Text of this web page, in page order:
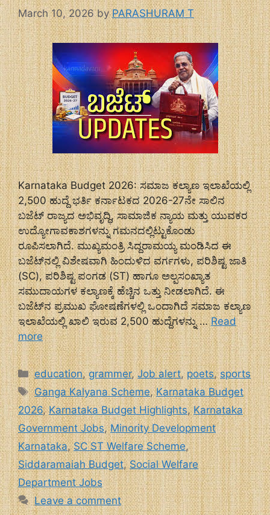
March 10, 2026 byPARASHURAM T
Karnataka Budget 2026: ಸಮಾಜ ಕಲ್ಯಾಣ ಇಲಾಖೆಯಲ್ಲಿ
2,500 ಹುದ್ದೆ ಭರ್ತಿ ಕರ್ನಾಟಕದ 2026-27ನೇ ಸಾಲಿನ
ಬಜೆಟ್ ರಾಜ್ಯದ ಅಭಿವೃದ್ಧಿ, ಸಾಮಾಜಿಕ ನ್ಯಾಯ ಮತ್ತು ಯುವಕರ
ಉದ್ಯೋಗಾವಕಾಶಗಳನ್ನು ಗಮನದಲ್ಲಿಟ್ಟುಕೊಂಡು
ರೂಪಿಸಲಾಗಿದೆ. ಮುಖ್ಯಮಂತ್ರಿ ಸಿದ್ದರಾಮಯ್ಯ ಮಂಡಿಸಿದ ಈ
ಬಜೆಟ್‌ನಲ್ಲಿ ವಿಶೇಷವಾಗಿ ಹಿಂದುಳಿದ ವರ್ಗಗಳು, ಪರಿಶಿಷ್ಟ ಜಾತಿ
(SC), ಪರಿಶಿಷ್ಟ ಪಂಗಡ (ST) ಹಾಗೂ ಅಲ್ಪಸಂಖ್ಯಾತ
ಸಮುದಾಯಗಳ ಕಲ್ಯಾಣಕ್ಕೆ ಹೆಚ್ಚಿನ ಒತ್ತು ನೀಡಲಾಗಿದೆ. ಈ
ಬಜೆಟ್‌ನ ಪ್ರಮುಖ ಘೋಷಣೆಗಳಲ್ಲಿ ಒಂದಾಗಿದೆ ಸಮಾಜ ಕಲ್ಯಾಣ
ಇಲಾಖೆಯಲ್ಲಿ ಖಾಲಿ ಇರುವ 2,500 ಹುದ್ದೆಗಳನ್ನು …Read
more
Categories
education,grammer,Job alert,poets,sports
Tags
Ganga Kalyana Scheme,Karnataka Budget
2026,Karnataka Budget Highlights,Karnataka
Government Jobs,Minority Development
Karnataka,SC ST Welfare Scheme,
Siddaramaiah Budget,Social Welfare
Department Jobs
Leave a comment